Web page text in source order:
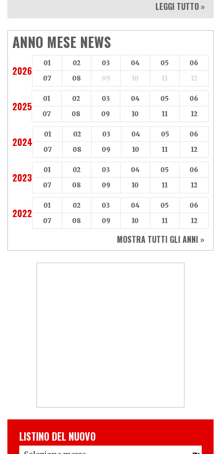
LEGGI TUTTO »
ANNO MESE NEWS
2026
01 02 03 04 05
06
07
08 09 10 11 12
2025
01 02 03 04 05
06
07
08 09 10 11 12
2024
01 02 03 04 05
06
07
08 09 10 11 12
2023
01 02 03 04 05
06
07
08 09 10 11 12
2022
01 02 03 04 05
06
07
08 09 10 11 12
MOSTRA TUTTI GLI ANNI »
LISTINO DEL NUOVO